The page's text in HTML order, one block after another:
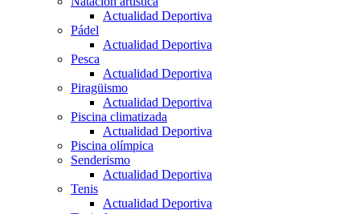
Actualidad Deportiva
Pádel
Actualidad Deportiva
Pesca
Actualidad Deportiva
Piragüismo
Actualidad Deportiva
Piscina climatizada
Actualidad Deportiva
Piscina olímpica
Senderismo
Actualidad Deportiva
Tenis
Actualidad Deportiva